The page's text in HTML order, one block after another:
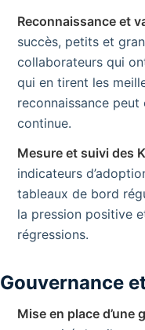
Reconnaissance et
succès, petits et
collaborateurs qui
qui en tirent les
reconnaissance peut
continue.
Mesure et suivi des
indicateurs
tableaux de bord
la pression positive
régressions.
Gouvernance
Mise en place d’une